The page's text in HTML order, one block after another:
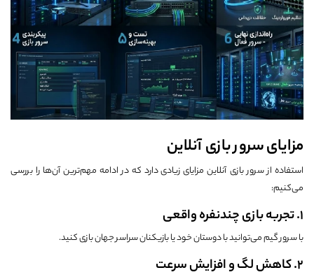
مزایای سرور بازی آنلاین
استفاده از سرور بازی آنلاین مزایای زیادی دارد که در ادامه مهم‌ترین آن‌ها را بررسی
می‌کنیم:
1. تجربه بازی چندنفره واقعی
با سرور گیم می‌توانید با دوستان خود یا بازیکنان سراسر جهان بازی کنید.
2. کاهش لگ و افزایش سرعت